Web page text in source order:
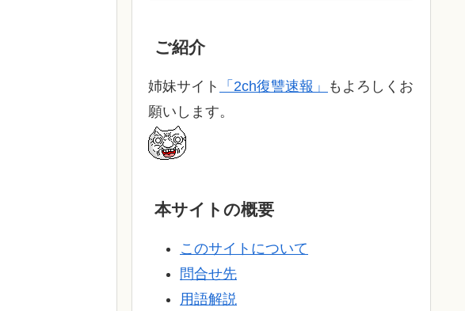
ご紹介
姉妹サイト 「2ch復讐速報」
もよろしくお
願いします。
本サイトの概要
このサイトについて
問合せ先
用語解説